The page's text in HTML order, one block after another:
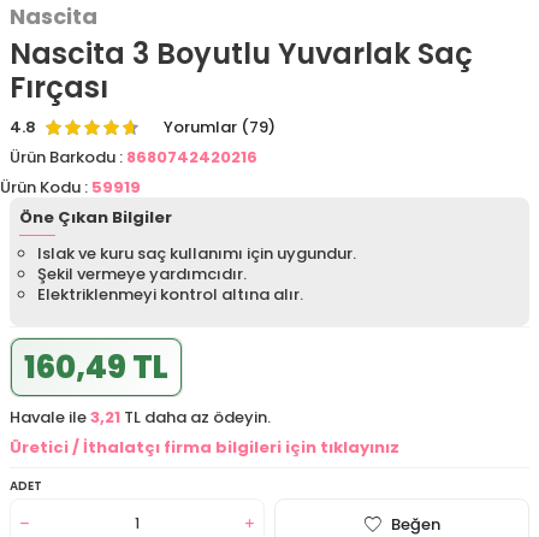
Nascita
Nascita 3 Boyutlu Yuvarlak Saç
Fırçası
4.8
Yorumlar (79)
Ürün Barkodu : 8680742420216
Ürün Kodu : 59919
Öne Çıkan Bilgiler
Islak ve kuru saç kullanımı için uygundur.
Şekil vermeye yardımcıdır.
Elektriklenmeyi kontrol altına alır.
160,49 TL
Havale ile3,21 TL daha az ödeyin.
Üretici / İthalatçı firma bilgileri için tıklayınız
ADET
Beğen